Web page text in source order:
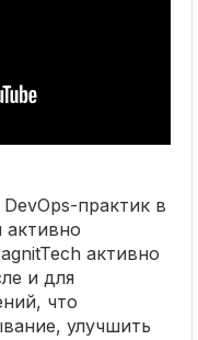
практик в
активно
активно
и для
что
улучшить